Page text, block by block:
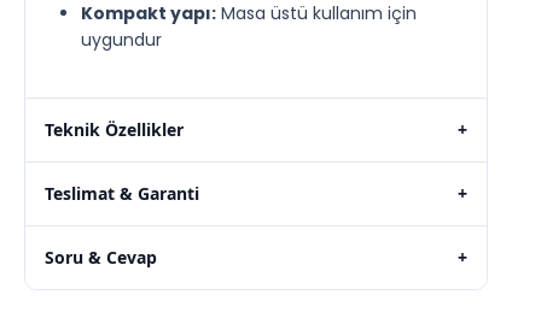
Kompakt yapı:Masa üstü kullanım için
uygundur
Teknik Özellikler +
Teslimat & Garanti +
Soru & Cevap +